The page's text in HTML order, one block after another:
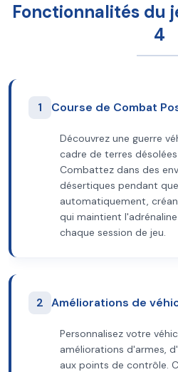
Fonctionnalités du
4
1 Course de Combat
Découvrez une guerre
cadre de terres
Combattez dans des
désertiques pendant
automatiquement,
qui maintient
chaque session de jeu.
2 Améliorations de
Personnalisez votre
améliorations d'armes,
aux points de contrôle.